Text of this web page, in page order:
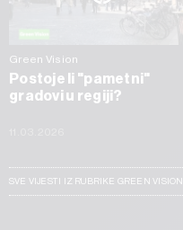
Green Vision
Postoje li "pametni"
gradovi u regiji?
SVE VIJESTI IZ RUBRIKE GREEN VISION